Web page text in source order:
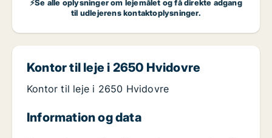
⚡Se alle oplysninger om lejemålet og få direkte adgang
til udlejerens kontaktoplysninger.
Kontor til leje i 2650 Hvidovre
Kontor til leje i 2650 Hvidovre
Information og data